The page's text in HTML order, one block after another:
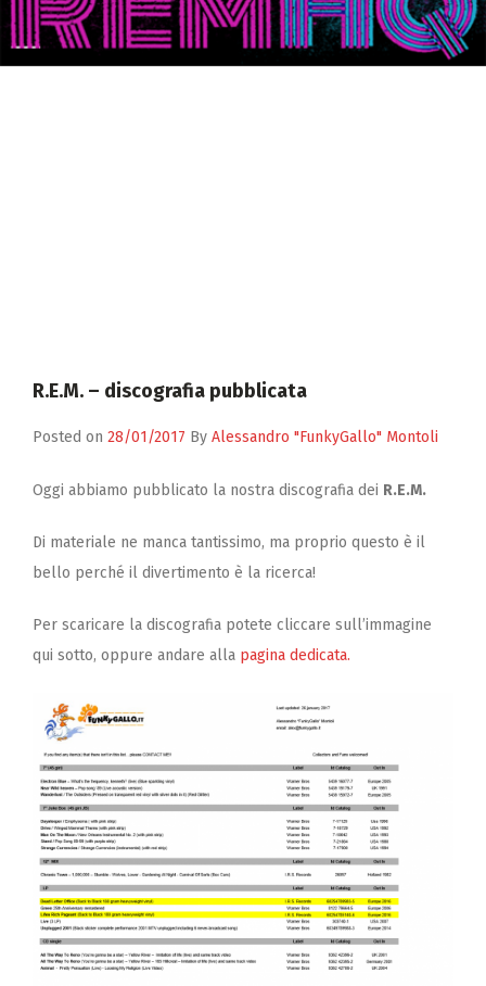
Contatti
R.E.M. – discografia pubblicata
Posted on 28/01/2017 By Alessandro "FunkyGallo" Montoli
Oggi abbiamo pubblicato la nostra discografia dei R.E.M.
Di materiale ne manca tantissimo, ma proprio questo è il
bello perché il divertimento è la ricerca!
Per scaricare la discografia potete cliccare sull’immagine
qui sotto, oppure andare alla pagina dedicata.